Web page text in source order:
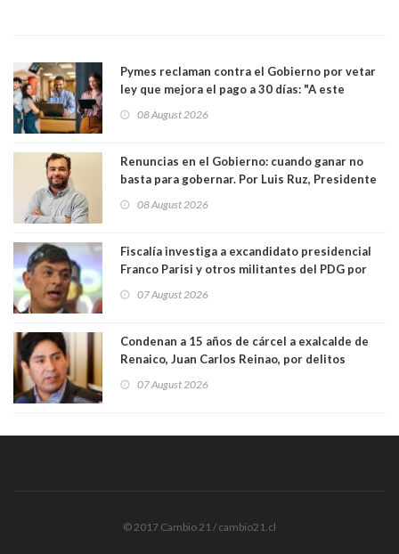
Pymes reclaman contra el Gobierno por vetar
ley que mejora el pago a 30 días: "A este
medianas empresas"
08 August 2026
Renuncias en el Gobierno: cuando ganar no
basta para gobernar. Por Luis Ruz, Presidente
08 August 2026
Fiscalía investiga a excandidato presidencial
Franco Parisi y otros militantes del PDG por
07 August 2026
Condenan a 15 años de cárcel a exalcalde de
Renaico, Juan Carlos Reinao, por delitos
07 August 2026
© 2017 Cambio 21 / cambio21.cl